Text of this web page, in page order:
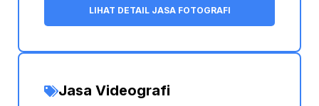
LIHAT DETAIL JASA FOTOGRAFI
Jasa Videografi